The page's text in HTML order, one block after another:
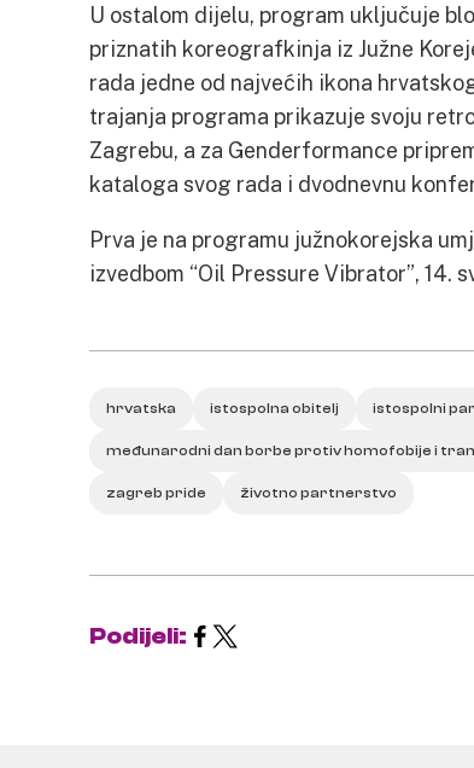
U ostalom dijelu, program uključuje
priznatih koreografkinja iz Južne
rada jedne od najvećih ikona
trajanja programa prikazuje svoju
Zagrebu, a za Genderformance
kataloga svog rada i dvodnevnu
Prva je na programu južnokorejska
izvedbom “Oil Pressure Vibrator”, 14.
hrvatska istospolna obitelj istospolni par
međunarodni dan borbe protiv homofobije i
zagreb pride životno partnerstvo
Podijeli: